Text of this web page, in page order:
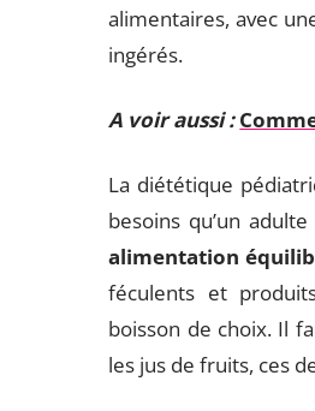
alimentaires, avec
ingérés.
A voir aussi :
La diététique
besoins qu’un
alimentation
féculents et
boisson de choix. Il
les jus de fruits, ces